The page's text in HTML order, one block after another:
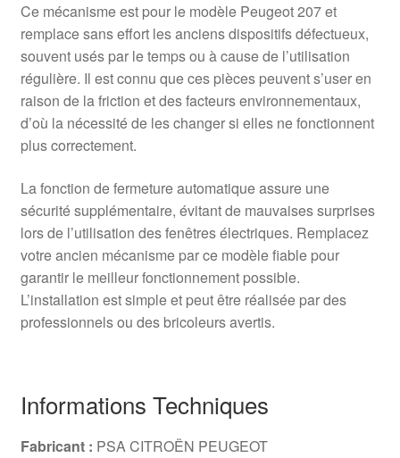
Ce mécanisme est pour le modèle Peugeot 207 et
remplace sans effort les anciens dispositifs défectueux,
souvent usés par le temps ou à cause de l’utilisation
régulière. Il est connu que ces pièces peuvent s’user en
raison de la friction et des facteurs environnementaux,
d’où la nécessité de les changer si elles ne fonctionnent
plus correctement.
La fonction de fermeture automatique assure une
sécurité supplémentaire, évitant de mauvaises surprises
lors de l’utilisation des fenêtres électriques. Remplacez
votre ancien mécanisme par ce modèle fiable pour
garantir le meilleur fonctionnement possible.
L’installation est simple et peut être réalisée par des
professionnels ou des bricoleurs avertis.
Informations Techniques
Fabricant : PSA CITROËN PEUGEOT